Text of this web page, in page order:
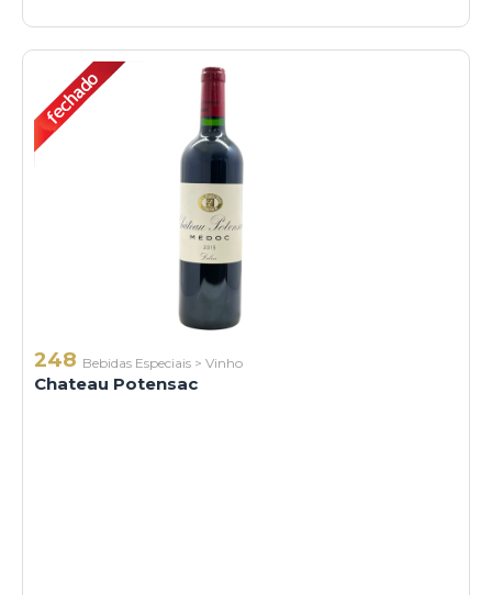
248 Bebidas Especiais > Vinho
Chateau Potensac